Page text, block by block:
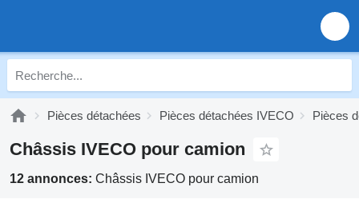
Pièces détachées Pièces détachées IVECO Pièces
Châssis IVECO pour camion
12 annonces: Châssis IVECO pour camion